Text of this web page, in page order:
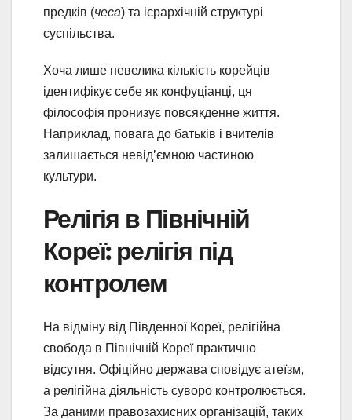
предків (чеса) та ієрархічній структурі
суспільства.
Хоча лише невелика кількість корейців
ідентифікує себе як конфуціанці, ця
філософія пронизує повсякденне життя.
Наприклад, повага до батьків і вчителів
залишається невід’ємною частиною
культури.
Релігія в Північній
Кореї: релігія під
контролем
На відміну від Південної Кореї, релігійна
свобода в Північній Кореї практично
відсутня. Офіційно держава сповідує атеїзм,
а релігійна діяльність суворо контролюється.
За даними правозахисних організацій, таких